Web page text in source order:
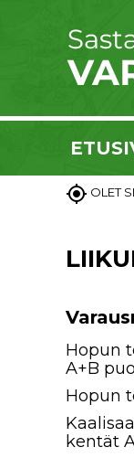
 OLET
Hopun
A+B
Hopun
kentät